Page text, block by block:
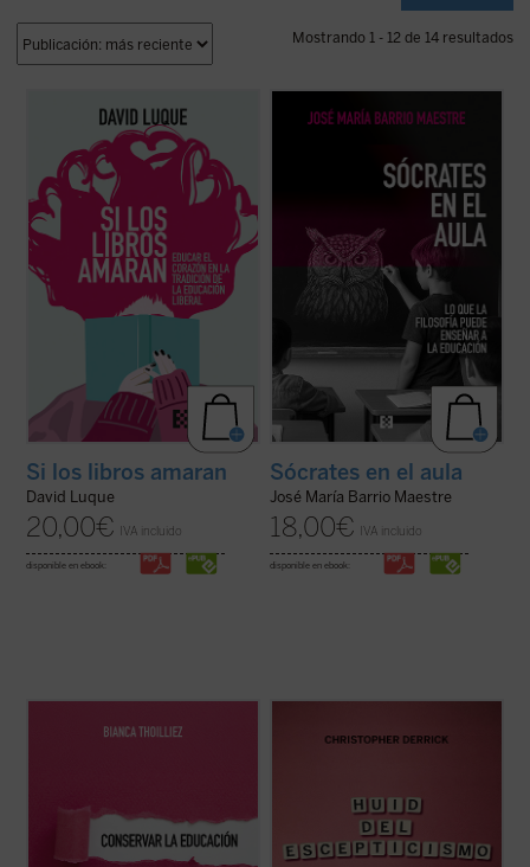
Mostrando 1 - 12 de 14 resultados
David Luque investiga la teoría de la
«educación liberal» a fin de hablar sobre el
amor: el amor a los libros, el amor a las
criaturas y el amor divino. Un conjunto de
ensayos que pueden ser leídos
separadamente o en conjunto por
cualquiera ...
(ver ficha)
Si los libros amaran
David Luque
20,00€ IVA incluido
disponible en ebook:
Frente a la tecnificación del aprendizaje y
los eslóganes pedagógicos, este libro
saber. Una obra inspiradora que devuelve
esperanza y sentido a la docencia: ...(ver
Sócrates en el aula
José María Barrio Maestre
18,00€ IVA incluido
disponible en ebook:
respirar hondo y repensar el rumbo de la
(ver ficha)
la educación, especialmente de la